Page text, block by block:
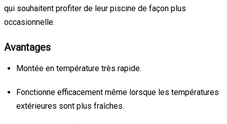
qui souhaitent profiter de leur piscine de façon plus
occasionnelle.
Avantages
Montée en température très rapide.
Fonctionne efficacement même lorsque les températures
extérieures sont plus fraîches.